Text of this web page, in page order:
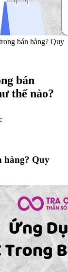
bán hàng? Quy
bán
thế nào?
hàng? Quy